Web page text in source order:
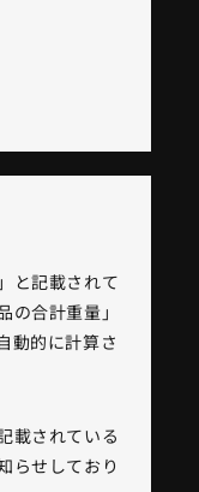
と記載されて
の合計重量」
動的に計算さ
載されている
らせしており